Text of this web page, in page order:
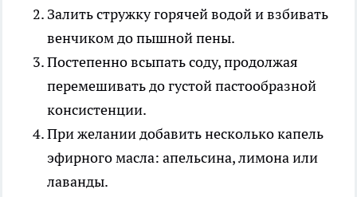
Залить стружку горячей водой и взбивать
венчиком до пышной пены.
Постепенно всыпать соду, продолжая
перемешивать до густой пастообразной
консистенции.
При желании добавить несколько капель
эфирного масла: апельсина, лимона или
лаванды.